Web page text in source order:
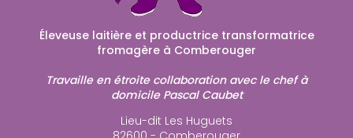
Éleveuse laitière et productrice transformatrice
fromagère à Comberouger
Travaille en étroite collaboration avec le chef à
domicile Pascal Caubet
Lieu-dit Les Huguets